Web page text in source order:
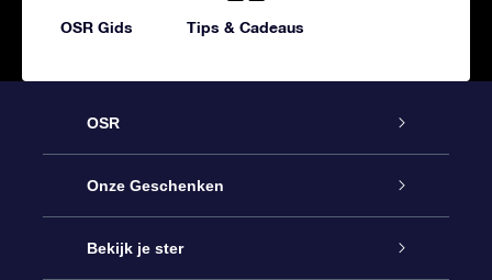
OSR Gids Tips & Cadeaus
OSR
Service
Contact
Onze Geschenken
Online Star Gift
Bekijk je ster